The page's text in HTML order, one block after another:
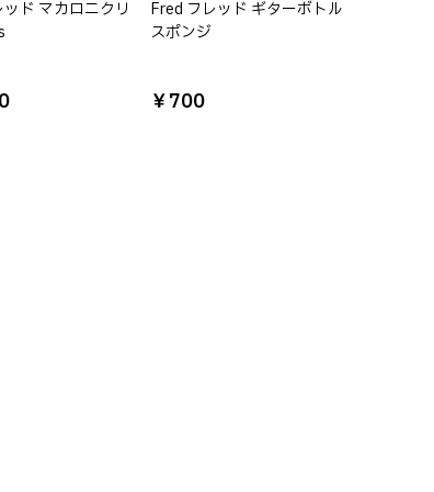
ド マカロニクリ
Fred フレッド ギターボトル
スポンジ
￥700